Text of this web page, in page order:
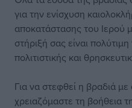
για την ενίσχυση
αποκατάστασης του Ιερού
στήριξή σας είναι
πολιτιστικής και
Για να στεφθεί η βραδιά με
χρειαζόμαστε τη βοήθεια